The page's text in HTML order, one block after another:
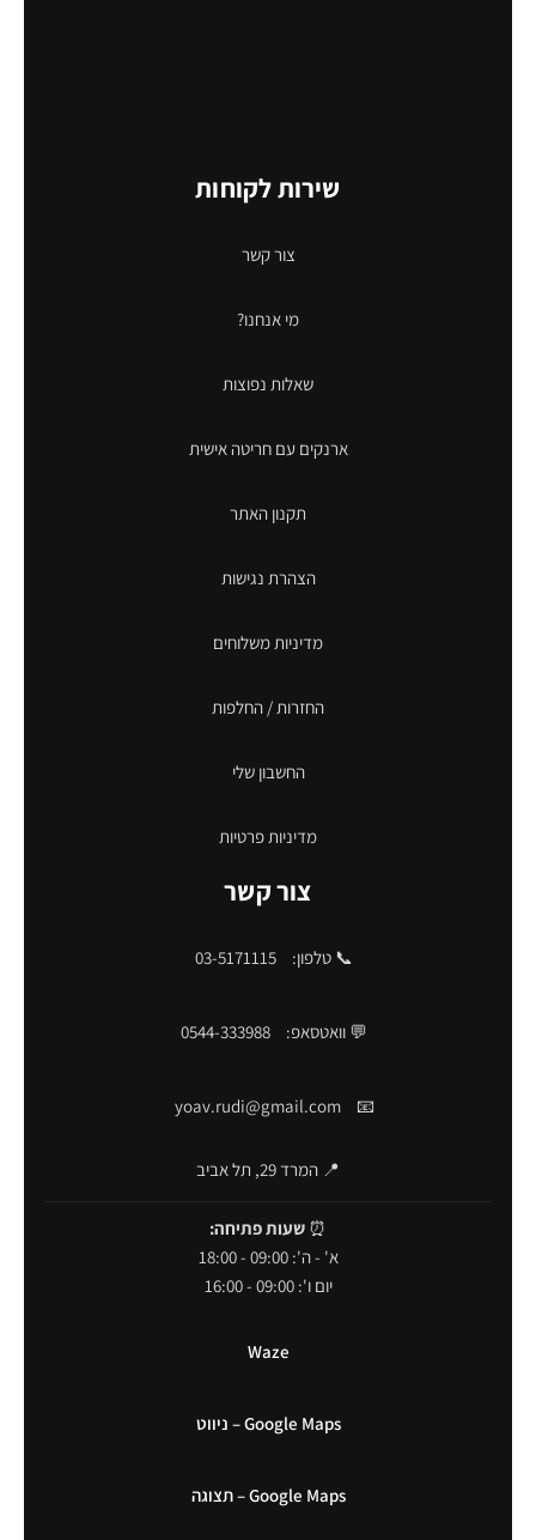
שירות לקוחות
צור קשר
מי אנחנו?
שאלות נפוצות
ארנקים עם חריטה אישית
תקנון האתר
הצהרת נגישות
מדיניות משלוחים
החזרות / החלפות
החשבון שלי
מדיניות פרטיות
צור קשר
📞 טלפון: 03-5171115
💬 וואטסאפ: 0544-333988
📧
yoav.rudi@gmail.com
📍 המרד 29, תל אביב
⏰ שעות פתיחה:
א' - ה': 09:00 - 18:00
יום ו': 09:00 - 16:00
Waze
Google Maps – ניווט
Google Maps – תצוגה